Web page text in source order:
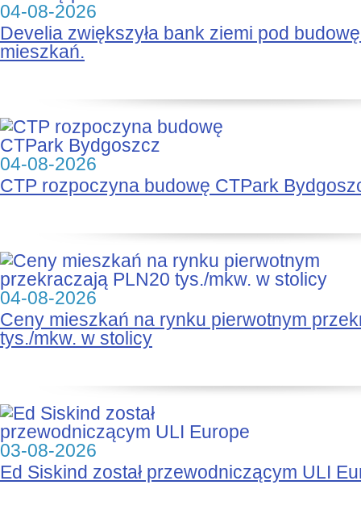
04-08-2026
Develia zwiększyła bank ziemi pod
mieszkań.
04-08-2026
CTP rozpoczyna budowę CTPark
04-08-2026
Ceny mieszkań na rynku pierwotnym
tys./mkw. w stolicy
03-08-2026
Ed Siskind został przewodniczącym ULI